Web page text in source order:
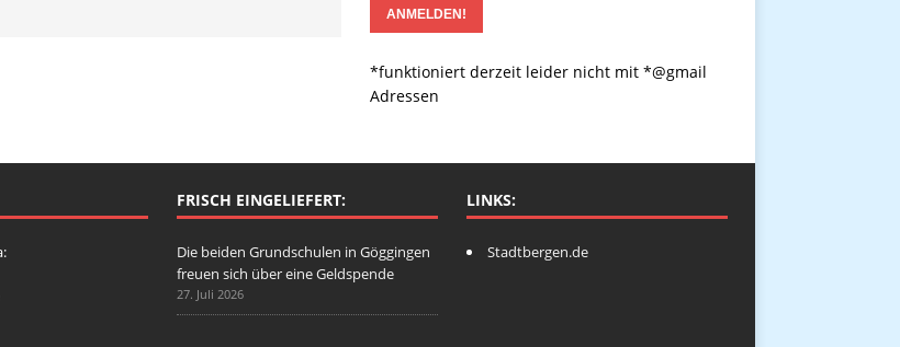
*funktioniert derzeit leider nicht mit *@gmail
Adressen
FRISCH EINGELIEFERT:
Die beiden Grundschulen in Göggingen
freuen sich über eine Geldspende
27. Juli 2026
LINKS:
Stadtbergen.de